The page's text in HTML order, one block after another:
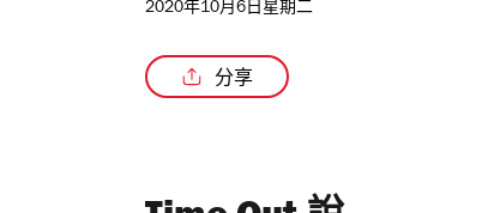
2020年10月6日星期二
分享